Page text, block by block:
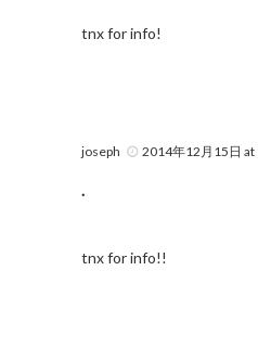
tnx for info!
joseph 2014年12月15日 at
.
tnx for info!!